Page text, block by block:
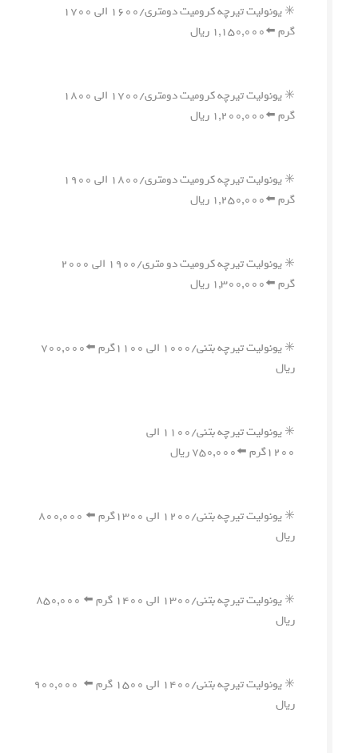
✳️ یونولیت تیرچه کرومیت دومتری/۱۶۰۰ الی ۱۷۰۰
گرم ⬅️۱,۱۵۰,۰۰۰ ریال
✳️ یونولیت تیرچه کرومیت دومتری/۱۷۰۰ الی ۱۸۰۰
گرم ⬅️۱,۲۰۰,۰۰۰ ریال
✳️ یونولیت تیرچه کرومیت دومتری/۱۸۰۰ الی ۱۹۰۰
گرم ⬅️۱,۲۵۰,۰۰۰ ریال
✳️ یونولیت تیرچه کرومیت دو متری/۱۹۰۰ الی ۲۰۰۰
گرم ⬅️۱,۳۰۰,۰۰۰ ریال
✳️ یونولیت تیرچه بتنی/۱۰۰۰ الی ۱۱۰۰گرم ⬅️۷۰۰,۰۰۰
ریال
✳️ یونولیت تیرچه بتنی/۱۱۰۰ الی
۱۲۰۰گرم ⬅️۷۵۰,۰۰۰ ریال
✳️ یونولیت تیرچه بتنی/۱۲۰۰ الی ۱۳۰۰گرم ⬅️ ۸۰۰,۰۰۰
ریال
✳️ یونولیت تیرچه بتنی/۱۳۰۰ الی ۱۴۰۰ گرم ⬅️ ۸۵۰,۰۰۰
ریال
✳️ یونولیت تیرچه بتنی/۱۴۰۰ الی ۱۵۰۰ گرم ⬅️ ۹۰۰,۰۰۰
ریال